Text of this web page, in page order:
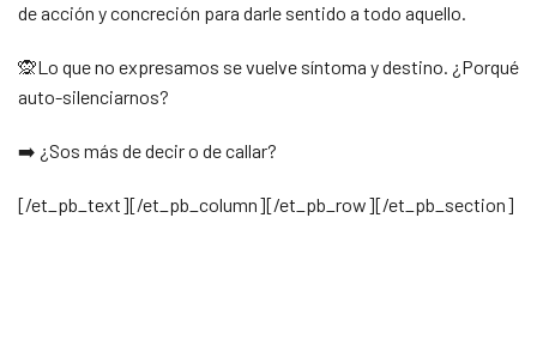
de acción y concreción para darle sentido a todo aquello.
🙊Lo que no expresamos se vuelve síntoma y destino. ¿Porqué
auto-silenciarnos?
➡️ ¿Sos más de decir o de callar?
[/et_pb_text][/et_pb_column][/et_pb_row][/et_pb_section]